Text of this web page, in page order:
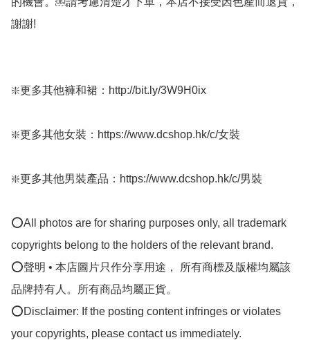
謝謝!
❇️更多其他褲和裙：http://bit.ly/3W9H0ix
❇️更多其他女裝：https://www.dcshop.hk/c/女裝
❇️更多其他男裝產品：https://www.dcshop.hk/c/男裝
⭕All photos are for sharing purposes only, all trademark
copyrights belong to the holders of the relevant brand.
⭕聲明 • 本店圖片只作分享用途， 所有商標及版權均屬該
品牌持有人。所有商品均屬正貨。
⭕Disclaimer: If the posting content infringes or violates
your copyrights, please contact us immediately.